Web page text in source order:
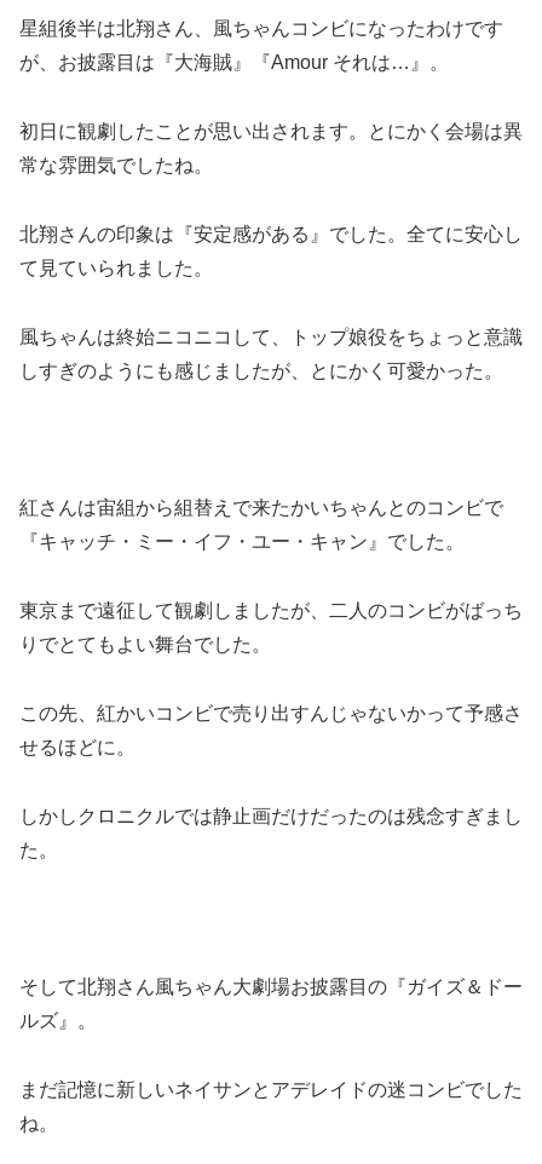
星組後半は北翔さん、風ちゃんコンビになったわけです
が、お披露目は『大海賊』『Amour それは…』。
初日に観劇したことが思い出されます。とにかく会場は異
常な雰囲気でしたね。
北翔さんの印象は『安定感がある』でした。全てに安心し
て見ていられました。
風ちゃんは終始ニコニコして、トップ娘役をちょっと意識
しすぎのようにも感じましたが、とにかく可愛かった。
紅さんは宙組から組替えで来たかいちゃんとのコンビで
『キャッチ・ミー・イフ・ユー・キャン』でした。
東京まで遠征して観劇しましたが、二人のコンビがばっち
りでとてもよい舞台でした。
この先、紅かいコンビで売り出すんじゃないかって予感さ
せるほどに。
しかしクロニクルでは静止画だけだったのは残念すぎまし
た。
そして北翔さん風ちゃん大劇場お披露目の『ガイズ＆ドー
ルズ』。
まだ記憶に新しいネイサンとアデレイドの迷コンビでした
ね。